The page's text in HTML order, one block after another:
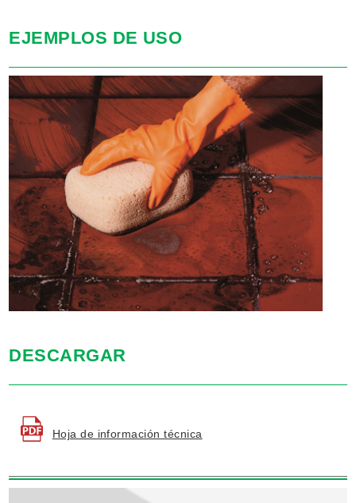
EJEMPLOS DE USO
DESCARGAR
Hoja de información técnica